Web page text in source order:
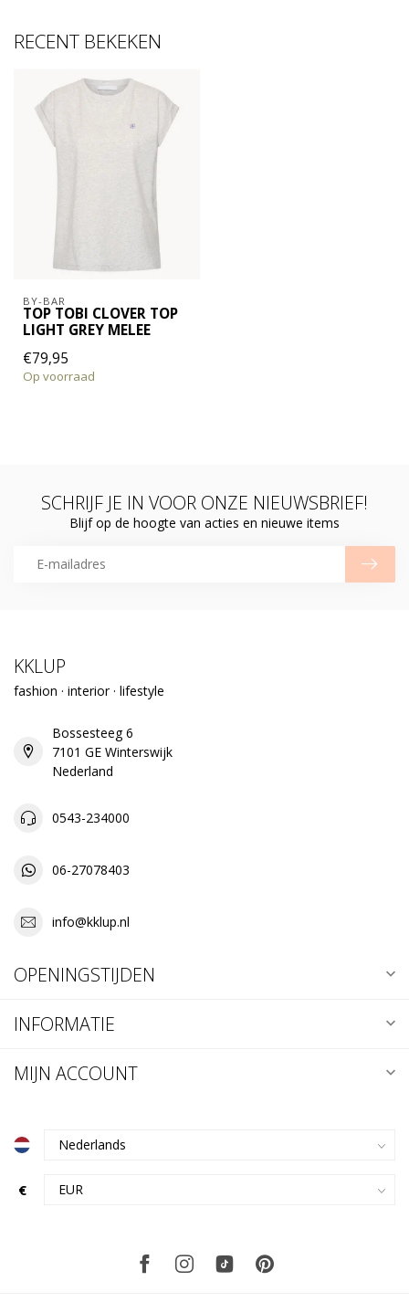
RECENT BEKEKEN
BY-BAR
TOP TOBI CLOVER TOP
LIGHT GREY MELEE
€79,95
Op voorraad
SCHRIJF JE IN VOOR ONZE NIEUWSBRIEF!
Blijf op de hoogte van acties en nieuwe items
KKLUP
fashion · interior · lifestyle
Bossesteeg 6
7101 GE Winterswijk
Nederland
0543-234000
06-27078403
info@kklup.nl
OPENINGSTIJDEN
INFORMATIE
MIJN ACCOUNT
€